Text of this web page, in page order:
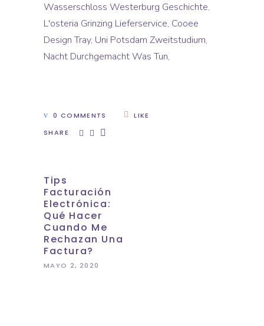
Wasserschloss Westerburg Geschichte,
L'osteria Grinzing Lieferservice, Cooee
Design Tray, Uni Potsdam Zweitstudium,
Nacht Durchgemacht Was Tun,
0 COMMENTS
LIKE
SHARE
Tips
Facturación
Electrónica:
Qué Hacer
Cuando Me
Rechazan Una
Factura?
MAYO 2, 2020